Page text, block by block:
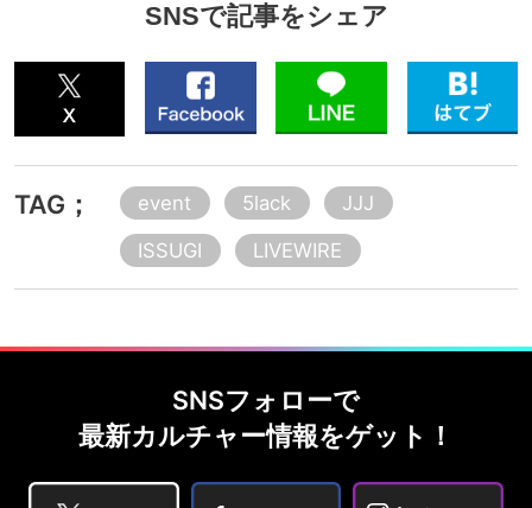
SNSで記事をシェア
TAG； event 5lack
JJJ
ISSUGI
LIVEWIRE
SNSフォローで
最新カルチャー情報をゲット！